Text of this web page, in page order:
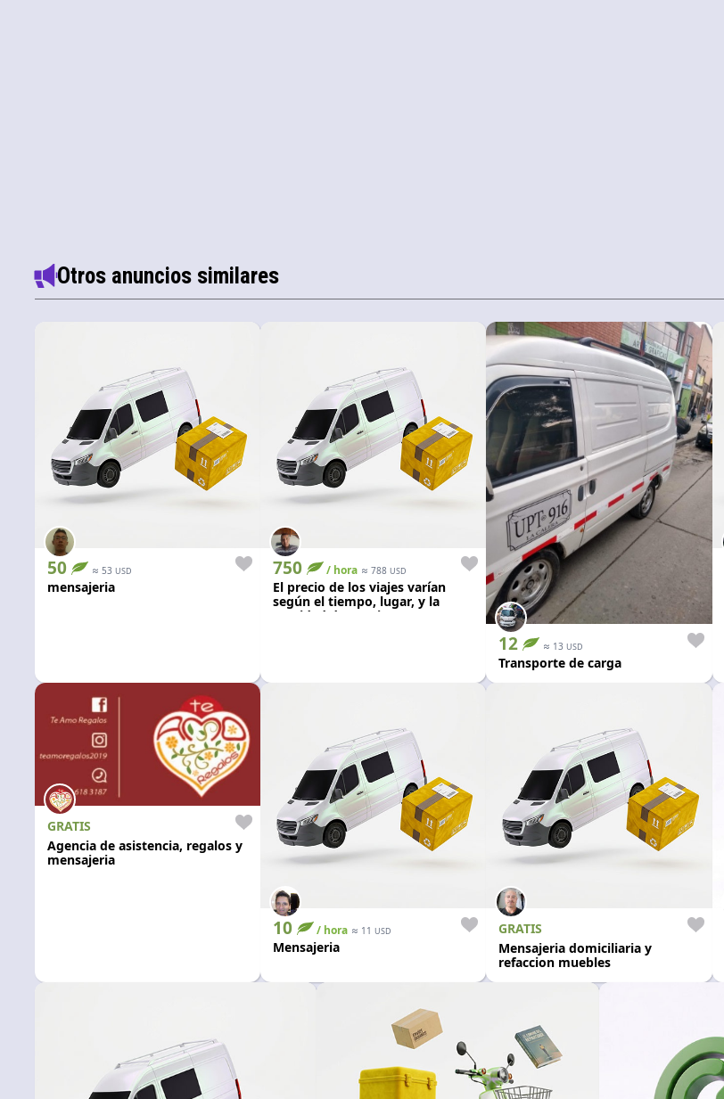
Otros anuncios similares
50 ≈ 53 USD
mensajeria
750 / hora ≈788 USD
El precio de los viajes varían
según el tiempo, lugar, y la
cantidad de pasajeros. Auto
12 ≈ 13 USD
Transporte de carga
GRATIS
Agencia de asistencia, regalos y
mensajeria
10 / hora ≈ 11 USD
Mensajeria
GRATIS
Mensajeria domiciliaria y
refaccion muebles